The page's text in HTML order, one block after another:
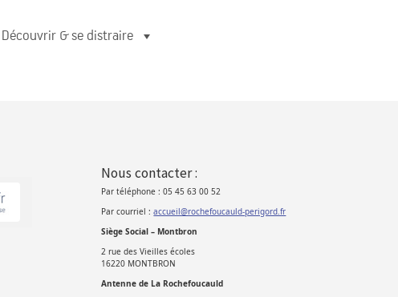
Découvrir & se distraire
Nous contacter :
Par téléphone : 05 45 63 00 52
Par courriel :accueil@rochefoucauld-perigord.fr
Siège Social – Montbron
2 rue des Vieilles écoles
16220 MONTBRON
Antenne de La Rochefoucauld